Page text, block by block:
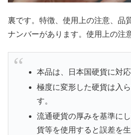
裏です。特徴、使用上の注意、品
ナンバーがあります。使用上の注
本品は、日本国硬貨に対応
極度に変形した硬貨は入
す。
流通硬貨の厚みを基準に
貨等を使用すると誤差を